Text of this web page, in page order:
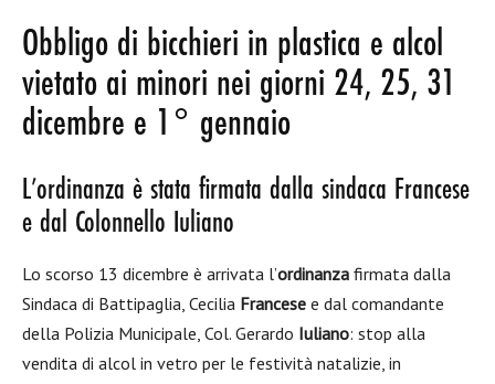
Obbligo di bicchieri in plastica e alcol
vietato ai minori nei giorni 24, 25, 31
dicembre e 1° gennaio
L’ordinanza è stata firmata dalla sindaca Francese
e dal Colonnello Iuliano
Lo scorso 13 dicembre è arrivata l’ordinanza firmata dalla
Sindaca di Battipaglia, Cecilia Francese e dal comandante
della Polizia Municipale, Col. Gerardo Iuliano: stop alla
vendita di alcol in vetro per le festività natalizie, in